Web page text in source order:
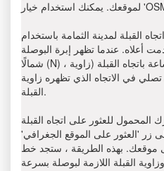
القبلة لمدينة الثمامة باستخدام
أعلاه. عندما تظهر إبرة البوصلة
شمالًا (N) ، أوجد على اتجاه عقارب الساعة باتجاه القبلة (زاوية
تصلي في الاتجاه الذي تظهره زاوية
القبلة.
للعثور على اتجاه القبلة
زر 'العثور على الموقع الجغرافي'
موقعك. بهذه الطريقة ، ستجد خط